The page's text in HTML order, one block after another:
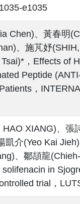
e1035
Chen)、黃春明
、施芃妤
，Effects of
Peptide
，
HAO XIANG)、張
凱介(Yeo Kai
、鄒頡龍
solifenacin in
trial，